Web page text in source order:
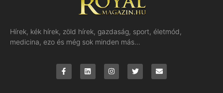
Hírek, kék hírek, zöld hírek, gazdaság, sport, életmód,
medicina, ezo és még sok minden más…